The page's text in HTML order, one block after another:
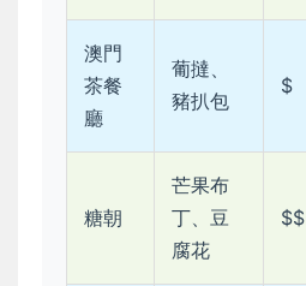
澳門
茶餐
廳
葡撻、
豬扒包
$
糖朝
芒果布
丁、豆
腐花
$$